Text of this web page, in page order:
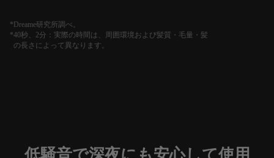
Dreame研究所調べ。
40秒、2分：実際の時間は、周囲環境および髪質・毛量・髪
の長さによって異なります。
低騒音で深夜にも安心して使用